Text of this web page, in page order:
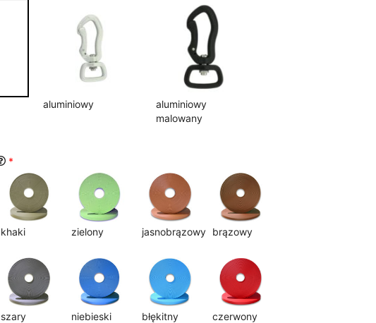
aluminiowy
aluminiowy
malowany
*
khaki zielony jasnobrązowy brązowy
szary niebieski błękitny czerwony